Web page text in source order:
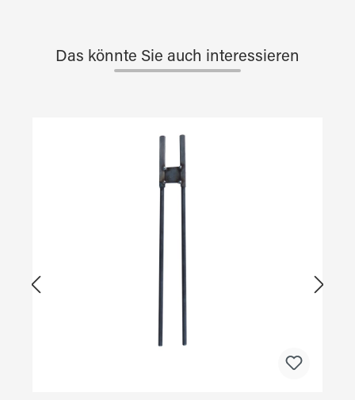
Das könnte Sie auch interessieren